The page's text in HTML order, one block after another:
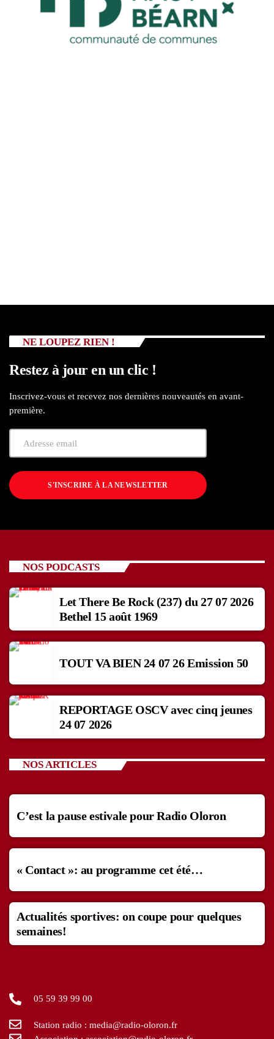
NE LOUPEZ RIEN !
Restez à jour en un clic !
Inscrivez-vous et recevez nos dernières nouveautés en avant-
première.
S'INSCRIRE À LA NEWSLETTER
NOS PODCASTS
Let There Be Rock (237) du 27 07 2026
Bethel 15 août 1969
TOUT VA BIEN 24 07 26 Emission 50
REPORTAGE OSCV avec cinq jeunes
24 07 2026
NOS ARTICLES
C’est la pause estivale pour Radio Oloron
« Contact »: au programme cet été…
Actualités sportives: on coupe pour quelques
semaines!
05 59 39 99 00
Station radio : media@radio-oloron.fr